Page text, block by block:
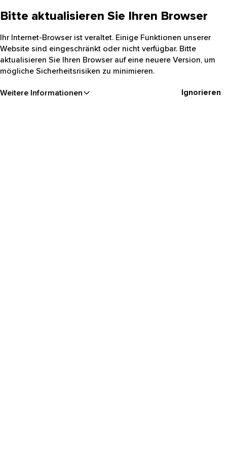
Bitte aktualisieren Sie Ihren Browser
Ihr Internet-Browser ist veraltet. Einige Funktionen unserer
Website sind eingeschränkt oder nicht verfügbar. Bitte
aktualisieren Sie Ihren Browser auf eine neuere Version, um
mögliche Sicherheitsrisiken zu minimieren.
Weitere Informationen Ignorieren